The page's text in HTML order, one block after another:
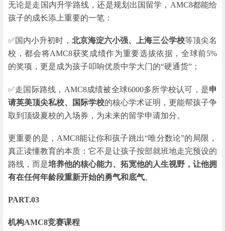
无论是走国内升学路线，还是规划出国留学，AMC8都能给
孩子的成长添上重要的一笔：
✅国内小升初时， 北京海淀六小强、上海三公学校等顶尖名
校，都会将AMC8获奖成绩作为重要选拔依据，全球前5%
的奖项，更是成为孩子叩响优质中学大门的“硬通货”；
✅走国际路线，AMC8成绩被全球6000多所学校认可，是申
请英美顶尖私校、国际学校的核心学术证明，更能帮孩子争
取到顶级夏校的入场券，为未来的留学申请加分。
更重要的是，AMC8能让你和孩子跳出“唯分数论”的局限，
真正读懂教育的本质：它不是让孩子按部就班地走完预设的
路线，而是培养他的核心能力、拓宽他的人生视野 ，让他拥
有在任何年龄段重新开始的勇气和底气。
PART.03
机构AMC8竞赛课程